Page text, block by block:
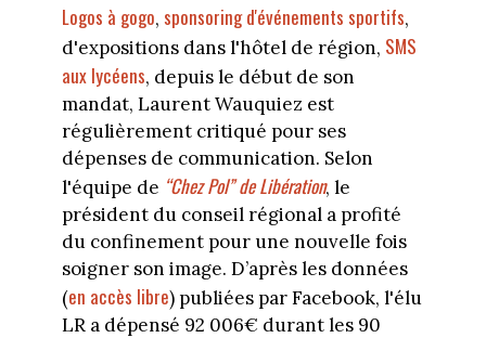
Logos à gogo, sponsoring d'événements sportifs,
d'expositions dans l'hôtel de région, SMS
aux lycéens, depuis le début de son
mandat, Laurent Wauquiez est
régulièrement critiqué pour ses
dépenses de communication. Selon
l'équipe de “Chez Pol” de Libération, le
président du conseil régional a profité
du confinement pour une nouvelle fois
soigner son image. D’après les données
(en accès libre) publiées par Facebook, l'élu
LR a dépensé 92 006€ durant les 90